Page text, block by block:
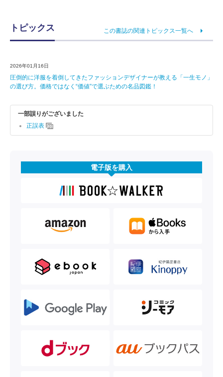
トピックス この書誌の関連トピックス一覧へ
2026年01月16日
圧倒的に洋服を着倒してきたファッションデザイナーが教える「一生モノ」
の選び方。価格ではなく“価値”で選ぶための名品図鑑！
一部誤りがございました
正誤表
電子版を購入